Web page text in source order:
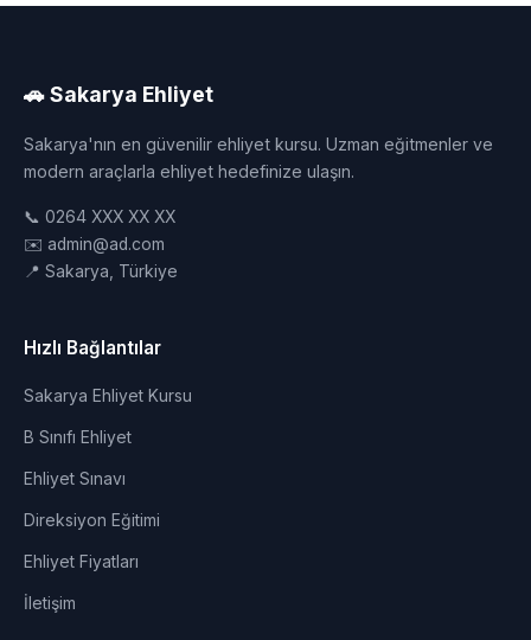
🚗 Sakarya Ehliyet
Sakarya'nın en güvenilir ehliyet kursu. Uzman eğitmenler ve
modern araçlarla ehliyet hedefinize ulaşın.
📞 0264 XXX XX XX
✉️ admin@ad.com
📍 Sakarya, Türkiye
Hızlı Bağlantılar
Sakarya Ehliyet Kursu
B Sınıfı Ehliyet
Ehliyet Sınavı
Direksiyon Eğitimi
Ehliyet Fiyatları
İletişim